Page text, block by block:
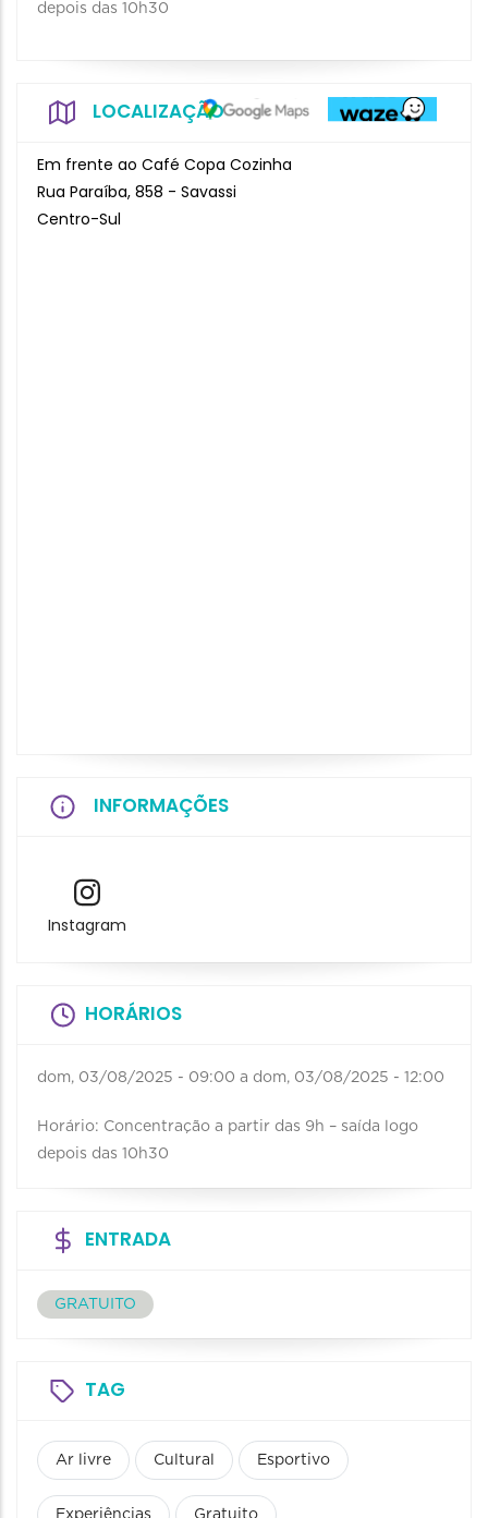
depois das 10h30
LOCALIZAÇÃO
Em frente ao Café Copa Cozinha
Rua Paraíba, 858 - Savassi
Centro-Sul
INFORMAÇÕES
Instagram
HORÁRIOS
dom, 03/08/2025 - 09:00 a dom, 03/08/2025 - 12:00
Horário: Concentração a partir das 9h – saída logo
depois das 10h30
ENTRADA
GRATUITO
TAG
Ar livre Cultural Esportivo
Experiências Gratuito